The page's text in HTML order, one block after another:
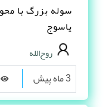
سوله بزرگ با
یاسوج
روح‌الله
3 ماه پیش